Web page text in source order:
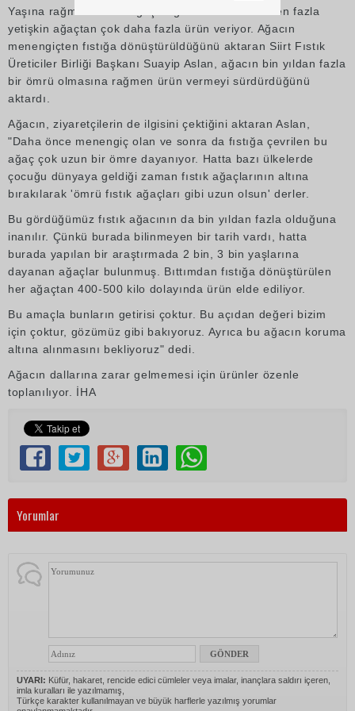
Yaşına rağmen en bu ağaç bağda bulunan 100'den fazla
yetişkin ağaçtan çok daha fazla ürün veriyor. Ağacın
menengiçten fıstığa dönüştürüldüğünü aktaran Siirt Fıstık
Üreticiler Birliği Başkanı Suayip Aslan, ağacın bin yıldan fazla
bir ömrü olmasına rağmen ürün vermeyi sürdürdüğünü
aktardı.
Ağacın, ziyaretçilerin de ilgisini çektiğini aktaran Aslan,
"Daha önce menengiç olan ve sonra da fıstığa çevrilen bu
ağaç çok uzun bir ömre dayanıyor. Hatta bazı ülkelerde
çocuğu dünyaya geldiği zaman fıstık ağaçlarının altına
bırakılarak 'ömrü fıstık ağaçları gibi uzun olsun' derler.
Bu gördüğümüz fıstık ağacının da bin yıldan fazla olduğuna
inanılır. Çünkü burada bilinmeyen bir tarih vardı, hatta
burada yapılan bir araştırmada 2 bin, 3 bin yaşlarına
dayanan ağaçlar bulunmuş. Bıttımdan fıstığa dönüştürülen
her ağaçtan 400-500 kilo dolayında ürün elde ediliyor.
Bu amaçla bunların getirisi çoktur. Bu açıdan değeri bizim
için çoktur, gözümüz gibi bakıyoruz. Ayrıca bu ağacın koruma
altına alınmasını bekliyoruz" dedi.
Ağacın dallarına zarar gelmemesi için ürünler özenle
toplanılıyor. İHA
Yorumlar
UYARI: Küfür, hakaret, rencide edici cümleler veya imalar, inançlara saldırı içeren,
imla kuralları ile yazılmamış,
Türkçe karakter kullanılmayan ve büyük harflerle yazılmış yorumlar